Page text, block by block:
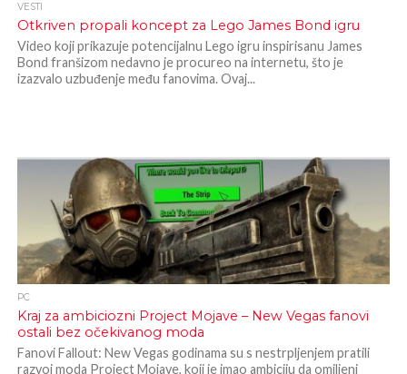
VESTI
Otkriven propali koncept za Lego James Bond igru
Video koji prikazuje potencijalnu Lego igru inspirisanu James
Bond franšizom nedavno je procureo na internetu, što je
izazvalo uzbuđenje među fanovima. Ovaj...
PC
Kraj za ambiciozni Project Mojave – New Vegas fanovi
ostali bez očekivanog moda
Fanovi Fallout: New Vegas godinama su s nestrpljenjem pratili
razvoj moda Project Mojave, koji je imao ambiciju da omiljeni